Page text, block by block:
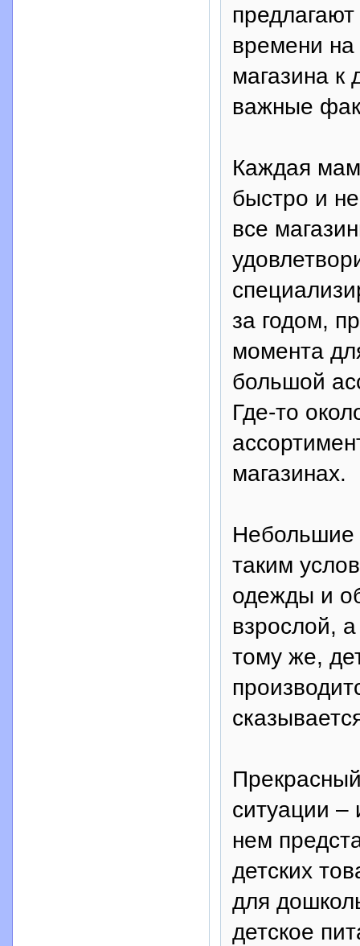
времени на
магазина к
важные
Каждая
быстро и
все
за годом,
момента
большой
Где-то
магазинах.
Небольшие
таким
одежды и
взрослой,
тому же,
ситуации –
нем
детских
для
детское